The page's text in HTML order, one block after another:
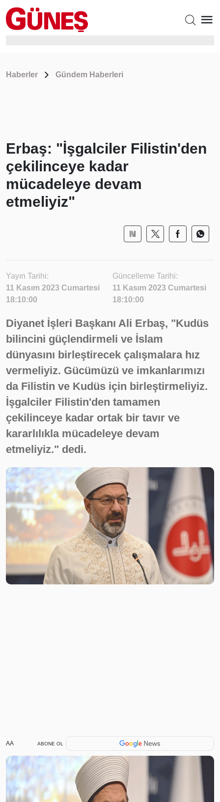
Haberler Gündem Haberleri
Erbaş: "İşgalciler Filistin'den
çekilinceye kadar
mücadeleye devam
etmeliyiz"
Yayın Tarihi:
11 Kasım 2023 Cumartesi
18:10:00
Güncelleme Tarihi:
11 Kasım 2023 Cumartesi
18:10:00
Diyanet İşleri Başkanı Ali Erbaş, "Kudüs
bilincini güçlendirmeli ve İslam
dünyasını birleştirecek çalışmalara hız
vermeliyiz. Gücümüzü ve imkanlarımızı
da Filistin ve Kudüs için birleştirmeliyiz.
İşgalciler Filistin'den tamamen
çekilinceye kadar ortak bir tavır ve
kararlılıkla mücadeleye devam
etmeliyiz." dedi.
AA ABONE OL